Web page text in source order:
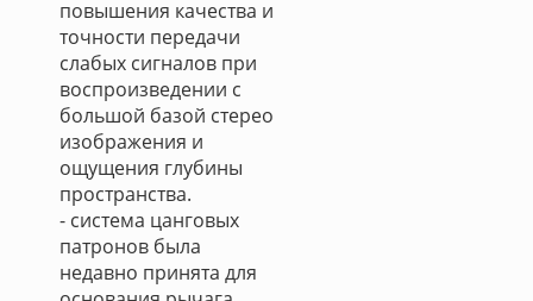
повышения качества и
точности передачи
слабых сигналов при
воспроизведении с
большой базой стерео
изображения и
ощущения глубины
пространства.
- система цанговых
патронов была
недавно принята для